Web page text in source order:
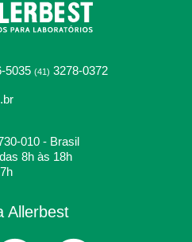
5035 (41) 3278-0372
010 - Brasil
8h às 18h
Allerbest